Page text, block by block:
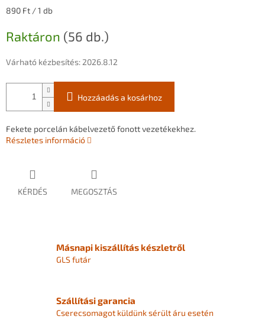
Egységár:
890 Ft / 1 db
Raktáron (56 db.)
Várható kézbesítés: 2026.8.12
Hozzáadás a kosárhoz
Fekete porcelán kábelvezető fonott vezetékekhez.
Részletes információ
KÉRDÉS MEGOSZTÁS
Másnapi kiszállítás készletről
GLS futár
Szállítási garancia
Cserecsomagot küldünk sérült áru esetén